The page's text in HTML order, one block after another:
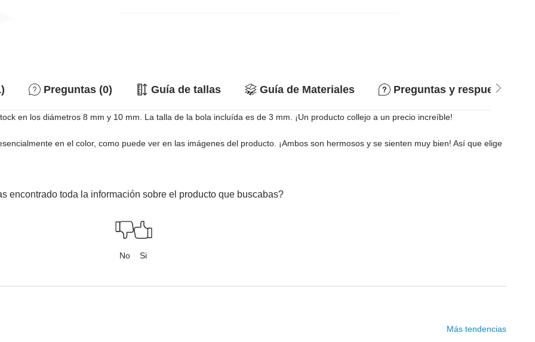
Preguntas (0) Guía de tallas Guía de Materiales Preguntas y respuestas
en los diámetros 8 mm y 10 mm. La talla de la bola incluída es de 3 mm. ¡Un producto collejo a un precio increíble!
en el color, como puede ver en las imágenes del producto. ¡Ambos son hermosos y se sienten muy bien! Así que elige
encontrado toda la información sobre el producto que buscabas?
No Si
Más tendencias